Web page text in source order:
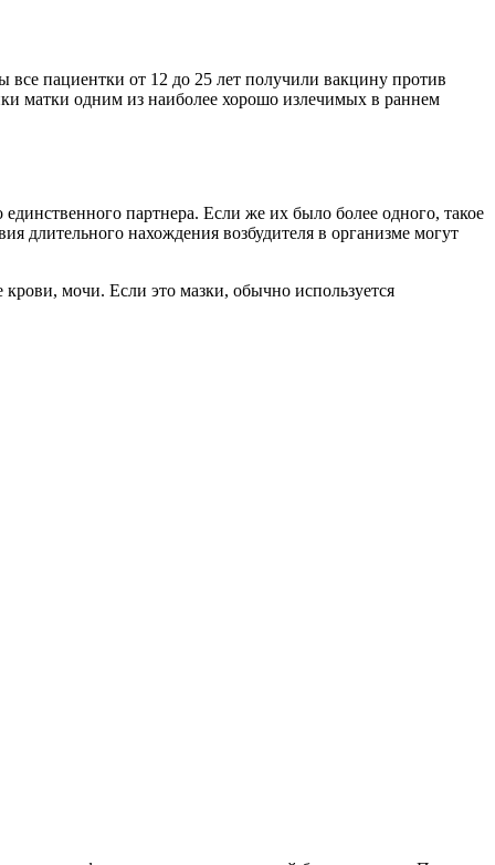
пациентки от 12 до 25 лет получили вакцину против
матки одним из наиболее хорошо излечимых в раннем
партнера. Если же их было более одного, такое
длительного нахождения возбудителя в организме могут
мочи. Если это мазки, обычно используется